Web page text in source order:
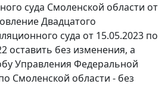
суда Смоленской области от
Двадцатого
суда от 15.05.2023 по
оставить без изменения, а
Управления Федеральной
Смоленской области - без